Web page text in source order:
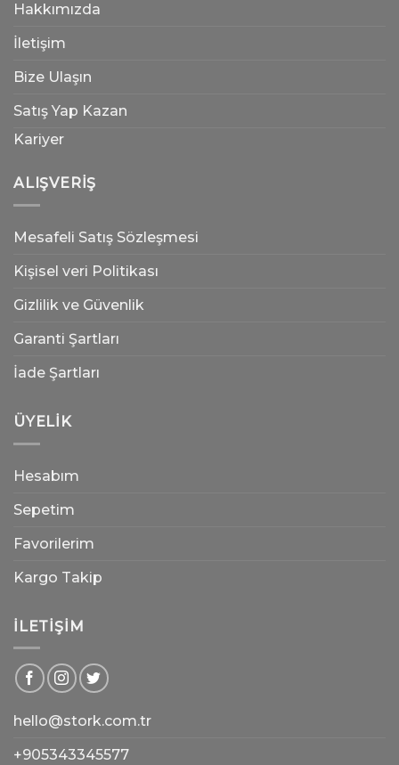
Hakkımızda
İletişim
Bize Ulaşın
Satış Yap Kazan
Kariyer
ALIŞVERIŞ
Mesafeli Satış Sözleşmesi
Kişisel veri Politikası
Gizlilik ve Güvenlik
Garanti Şartları
İade Şartları
ÜYELIK
Hesabım
Sepetim
Favorilerim
Kargo Takip
İLETIŞIM
hello@stork.com.tr
+905343345577